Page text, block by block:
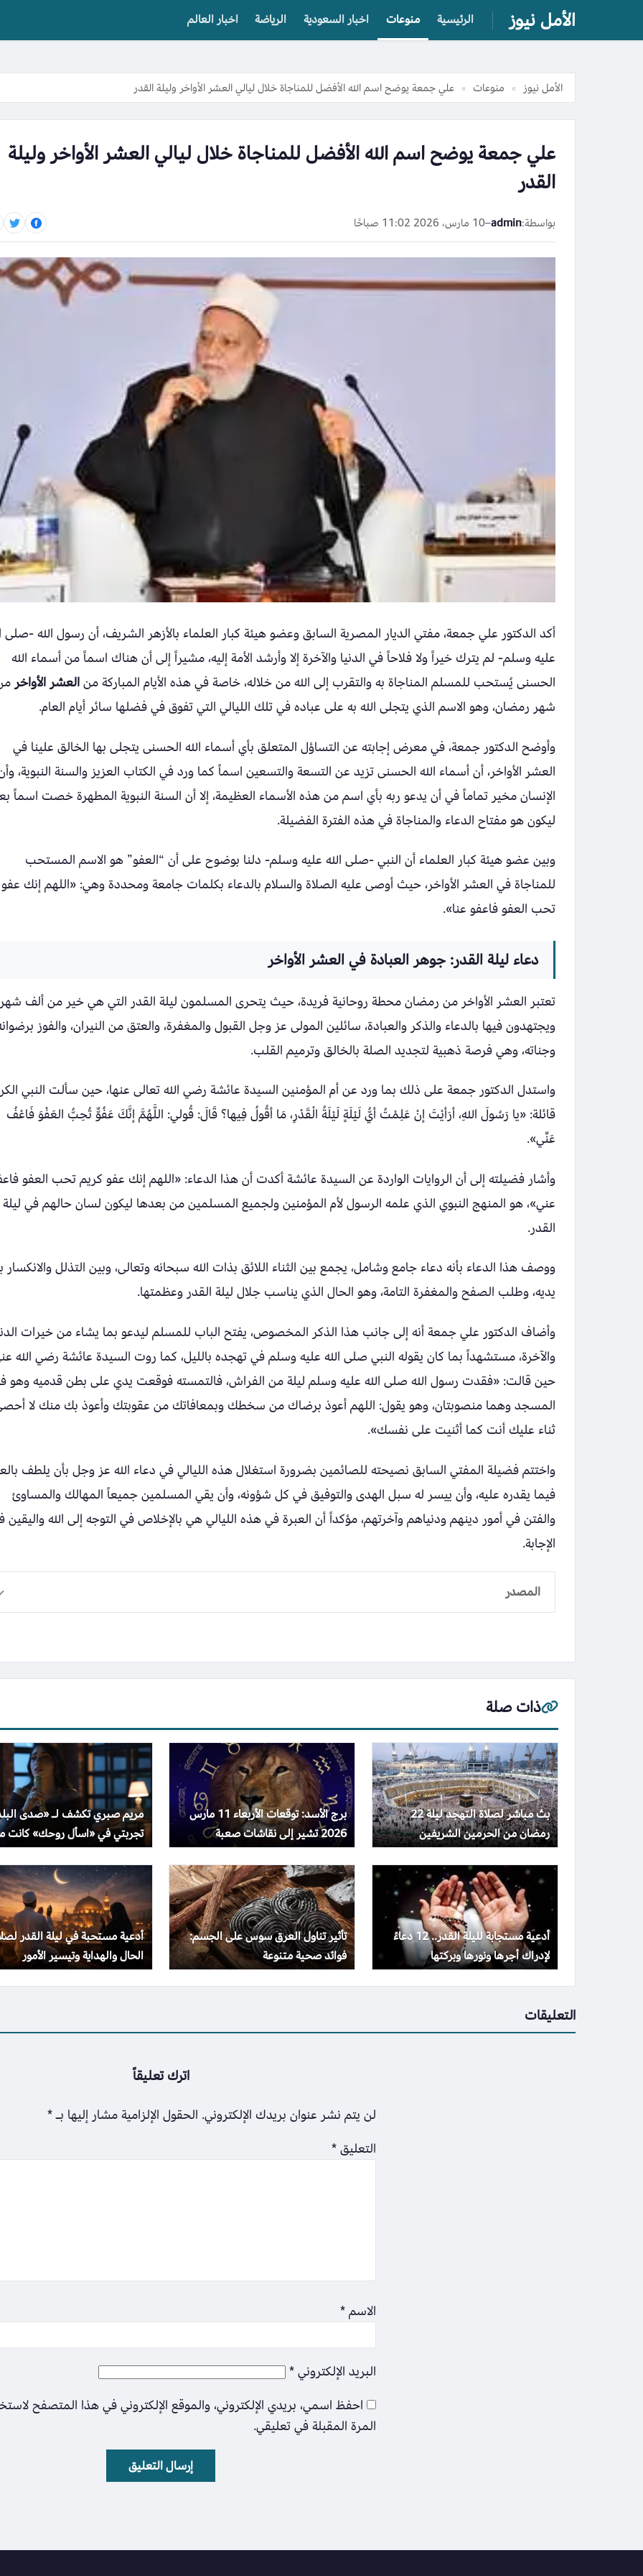
الأمل نيوز الرئيسية منوعات اخبار السعودية الرياضة اخبار العالم
الأمل نيوز » منوعات » علي جمعة يوضح اسم الله الأفضل للمناجاة خلال ليالي العشر الأواخر وليلة القدر
علي جمعة يوضح اسم الله الأفضل للمناجاة خلال ليالي العشر الأواخر وليلة
القدر
بواسطة:admin
–10 مارس، 2026 11:02 صباحًا
أكد الدكتور علي جمعة، مفتي الديار المصرية السابق وعضو هيئة كبار العلماء بالأزهر الشريف، أن رسول الله -صلى
عليه وسلم- لم يترك خيراً ولا فلاحاً في الدنيا والآخرة إلا وأرشد الأمة إليه، مشيراً إلى أن هناك اسماً من أسماء الله
الحسنى يُستحب للمسلم المناجاة به والتقرب إلى الله من خلاله، خاصة في هذه الأيام المباركة منالعشر الأواخر
شهر رمضان، وهو الاسم الذي يتجلى الله به على عباده في تلك الليالي التي تفوق في فضلها سائر أيام العام.
وأوضح الدكتور جمعة، في معرض إجابته عن التساؤل المتعلق بأي أسماء الله الحسنى يتجلى بها الخالق علينا في
العشر الأواخر، أن أسماء الله الحسنى تزيد عن التسعة والتسعين اسماً كما ورد في الكتاب العزيز والسنة النبوية،
الإنسان مخير تماماً في أن يدعو ربه بأي اسم من هذه الأسماء العظيمة، إلا أن السنة النبوية المطهرة خصت اسماً
ليكون هو مفتاح الدعاء والمناجاة في هذه الفترة الفضيلة.
وبين عضو هيئة كبار العلماء أن النبي -صلى الله عليه وسلم- دلنا بوضوح على أن “العفو” هو الاسم المستحب
للمناجاة في العشر الأواخر، حيث أوصى عليه الصلاة والسلام بالدعاء بكلمات جامعة ومحددة وهي: «اللهم إنك عفو
تحب العفو فاعفو عنا».
دعاء ليلة القدر: جوهر العبادة في العشر الأواخر
تعتبر العشر الأواخر من رمضان محطة روحانية فريدة، حيث يتحرى المسلمون ليلة القدر التي هي خير من ألف
ويجتهدون فيها بالدعاء والذكر والعبادة، سائلين المولى عز وجل القبول والمغفرة، والعتق من النيران، والفوز
وجناته، وهي فرصة ذهبية لتجديد الصلة بالخالق وترميم القلب.
واستدل الدكتور جمعة على ذلك بما ورد عن أم المؤمنين السيدة عائشة رضي الله تعالى عنها، حين سألت النبي
قائلة: «يا رَسُولَ اللهِ، أرَأيْتَ إنْ عَلِمْتُ أيُّ لَيْلَةٍ لَيْلَةُ الْقَدْرِ، مَا أقُولُ فِيها؟ قَالَ: قُولي: اللَّهُمَّ إنَّكَ عَفُوٌّ تُحِبُّ العَفْوَ فَاعْفُ
عَنِّي».
وأشار فضيلته إلى أن الروايات الواردة عن السيدة عائشة أكدت أن هذا الدعاء: «اللهم إنك عفو كريم تحب العفو
عني»، هو المنهج النبوي الذي علمه الرسول لأم المؤمنين ولجميع المسلمين من بعدها ليكون لسان حالهم في ليلة
القدر.
ووصف هذا الدعاء بأنه دعاء جامع وشامل، يجمع بين الثناء اللائق بذات الله سبحانه وتعالى، وبين التذلل والانكسار
يديه، وطلب الصفح والمغفرة التامة، وهو الحال الذي يناسب جلال ليلة القدر وعظمتها.
وأضاف الدكتور علي جمعة أنه إلى جانب هذا الذكر المخصوص، يفتح الباب للمسلم ليدعو بما يشاء من خيرات
والآخرة، مستشهداً بما كان يقوله النبي صلى الله عليه وسلم في تهجده بالليل، كما روت السيدة عائشة رضي الله
حين قالت: «فقدت رسول الله صلى الله عليه وسلم ليلة من الفراش، فالتمسته فوقعت يدي على بطن قدميه وهو
المسجد وهما منصوبتان، وهو يقول: اللهم أعوذ برضاك من سخطك وبمعافاتك من عقوبتك وأعوذ بك منك لا
ثناء عليك أنت كما أثنيت على نفسك».
واختتم فضيلة المفتي السابق نصيحته للصائمين بضرورة استغلال هذه الليالي في دعاء الله عز وجل بأن يلطف
فيما يقدره عليه، وأن ييسر له سبل الهدى والتوفيق في كل شؤونه، وأن يقي المسلمين جميعاً المهالك والمساوئ
والفتن في أمور دينهم ودنياهم وآخرتهم، مؤكداً أن العبرة في هذه الليالي هي بالإخلاص في التوجه إلى الله واليقين
الإجابة.
المصدر
ذات صلة
بث مباشر لصلاة التهجد ليلة 22
رمضان من الحرمين الشريفين
برج الأسد: توقعات الأربعاء 11 مارس
2026 تشير إلى نقاشات صعبة
مريم صبري تكشف لـ «صدى
تجربتي في «اسأل روحك» كانت
بالتحدي والإثارة
أدعية مستجابة لليلة القدر.. 12 دعاءً
لإدراك أجرها ونورها وبركتها
تأثير تناول العرق سوس على الجسم:
فوائد صحية متنوعة
أدعية مستحبة في ليلة القدر
الحال والهداية وتيسير الأمور
التعليقات
اترك تعليقاً
لن يتم نشر عنوان بريدك الإلكتروني. الحقول الإلزامية مشار إليها بـ*
التعليق*
الاسم*
البريد الإلكتروني*
احفظ اسمي، بريدي الإلكتروني، والموقع الإلكتروني في هذا المتصفح
المرة المقبلة في تعليقي.